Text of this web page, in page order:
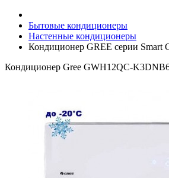
Бытовые кондиционеры
Настенные кондиционеры
Кондиционер GREE серии Smart
Кондиционер Gree GWH12QC-